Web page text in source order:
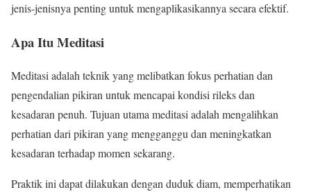
jenis-jenisnya penting untuk mengaplikasikannya secara efektif.
Apa Itu Meditasi
Meditasi adalah teknik yang melibatkan fokus perhatian dan
pengendalian pikiran untuk mencapai kondisi rileks dan
kesadaran penuh. Tujuan utama meditasi adalah mengalihkan
perhatian dari pikiran yang mengganggu dan meningkatkan
kesadaran terhadap momen sekarang.
Praktik ini dapat dilakukan dengan duduk diam, memperhatikan